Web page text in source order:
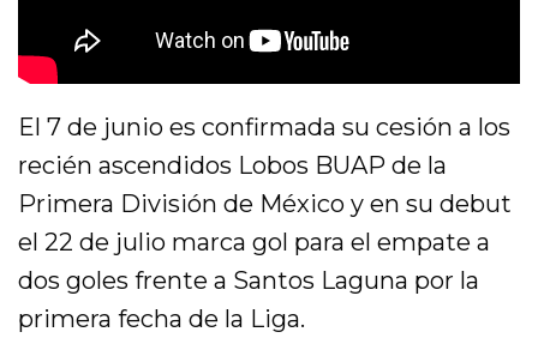
El 7 de junio es confirmada su cesión a los
recién ascendidos Lobos BUAP de la
Primera División de México y en su debut
el 22 de julio marca gol para el empate a
dos goles frente a Santos Laguna por la
primera fecha de la Liga.